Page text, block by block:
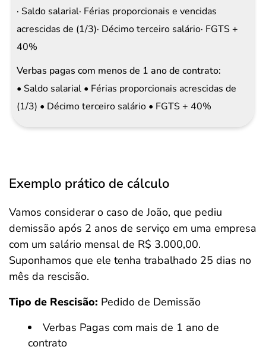
· Saldo salarial· Férias proporcionais e vencidas
acrescidas de (1/3)· Décimo terceiro salário· FGTS +
40%
• Saldo salarial • Férias proporcionais acrescidas de
(1/3) • Décimo terceiro salário • FGTS + 40%
Exemplo prático de cálculo
Vamos considerar o caso de João, que pediu
demissão após 2 anos de serviço em uma empresa
com um salário mensal de R$ 3.000,00.
Suponhamos que ele tenha trabalhado 25 dias no
mês da rescisão.
Tipo de Rescisão: Pedido de Demissão
Verbas Pagas com mais de 1 ano de
contrato